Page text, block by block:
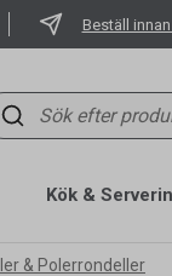
Beställ
Kök &
& Polerrondeller